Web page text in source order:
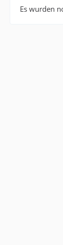
Es wurden